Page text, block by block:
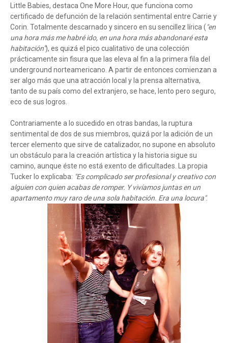
Little Babies, destaca One More Hour, que funciona como
certificado de defunción de la relación sentimental entre Carrie y
Corin. Totalmente descarnado y sincero en su sencillez lírica ( "en
una hora más me habré ido, en una hora más abandonaré esta
habitación"), es quizá el pico cualitativo de una colección
prácticamente sin fisura que las eleva al fin a la primera fila del
underground norteamericano. A partir de entonces comienzan a
ser algo más que una atracción local y la prensa alternativa,
tanto de su país como del extranjero, se hace, lento pero seguro,
eco de sus logros.
Contrariamente a lo sucedido en otras bandas, la ruptura
sentimental de dos de sus miembros, quizá por la adición de un
tercer elemento que sirve de catalizador, no supone en absoluto
un obstáculo para la creación artística y la historia sigue su
camino, aunque éste no está exento de dificultades. La propia
Tucker lo explicaba: "Es complicado ser profesional y creativo con
alguien con quien acabas de romper. Y vivíamos juntas en un
apartamento muy raro de una sola habitación. Era una locura".